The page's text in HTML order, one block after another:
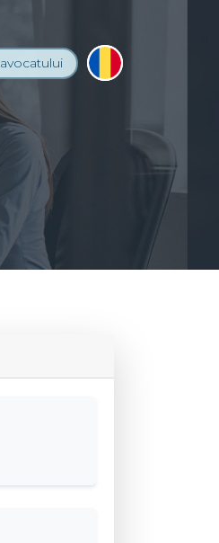
avocatului